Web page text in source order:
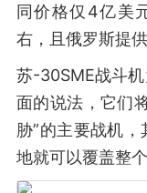
同价格仅4亿美
右，且俄罗斯提
苏-30SME战斗
面的说法，它们
胁”的主要战机
地就可以覆盖整个